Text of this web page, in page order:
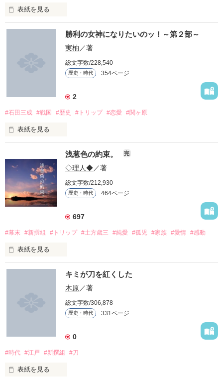
性別も顔も一切不明。
神出鬼没で、誰もが焦がれ、誰もが憎み、誰もが探し、誰もが
狙った〝殺し屋〟。
✿❀✿❀✿❀
手に取って(？)読み始めていただき、
ありがとうございます🙇
今回、私史上初の完結作品となっています！
良ければ、レビュー、感想✏なども
既にレビュー、感想などして頂いた方、
本棚に入れていただいた方、
ファンになって頂いた方、
心より感謝申し上げます🙇
㊗️ジャンル別ランキング 5位 2022.03.17
表紙を見る
新撰組で育った少女は、
寂しさが分かるようになった。
そして女となった少女は、新たな感情を知る。
『思ってることあんなら言えっつっただろうが。
飲み込んでんじゃねえよ』
こちとら7年お前の成長を見てんだよ。
あんな何も出来ないガキだったお前も、
涙を下手に隠すお前も。
俺はずっと、見てたんだよ。
それを教えてくれたのは、1人の鬼。
『てめえが苦しい理由教えてやろうか。
俺のことが好きで好きで、
勝利の女神になりたいのッ！～第２部～
実柚／著
総文字数/228,540
歴史・時代 354ページ
2
#石田三成 #戦国 #歴史 #トリップ #恋愛 #関ヶ原
表紙を見る
４００年の時の越えて
入れ替わった二人は
浅葱色の約束。 完
◇理人◆／著
総文字数/212,930
歴史・時代 464ページ
697
#幕末 #新撰組 #トリップ #土方歳三 #純愛 #孤児 #家族 #愛情 #感動
表紙を見る
灯りの無い町、不恰好な握り飯、
キミが刀を紅くした
木原／著
総文字数/306,878
歴史・時代 331ページ
0
#時代 #江戸 #新撰組 #刀
表紙を見る